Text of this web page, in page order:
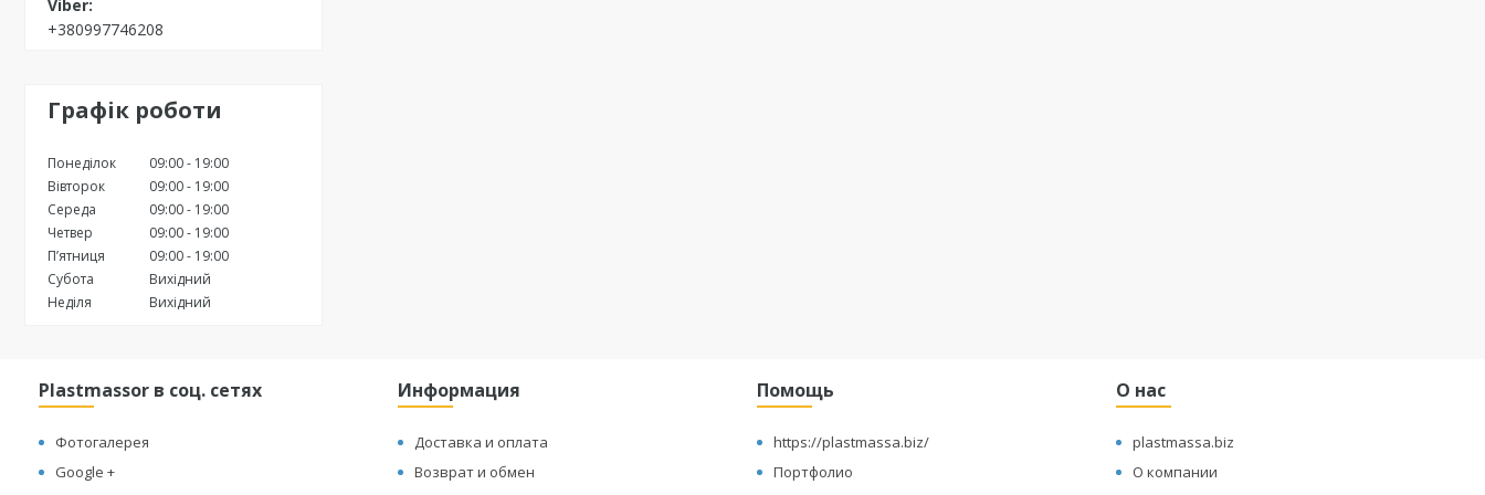
+380997746208
Графік роботи
Понеділок 09:00
19:00
Вівторок
09:00
19:00
Середа
09:00
19:00
Четвер
09:00
19:00
Пʼятниця
09:00
19:00
Субота
Вихідний
Неділя
Вихідний
Plastmassor в соц. сетях
Фотогалерея
Google +
Информация
Доставка и оплата
Возврат и обмен
Помощь
https://plastmassa.biz/
Портфолио
О нас
plastmassa.biz
О компании